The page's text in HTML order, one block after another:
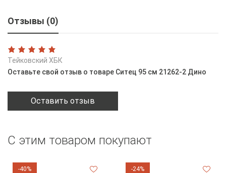
Отзывы (0)
Тейковский ХБК
Оставьте свой отзыв о товаре Ситец 95 см 21262-2 Дино
Оставить отзыв
С этим товаром покупают
-40% -24%